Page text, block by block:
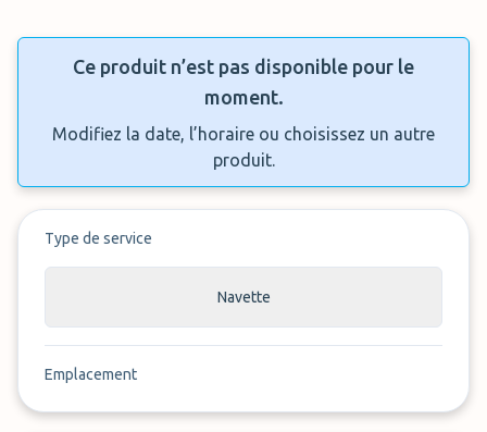
Ce produit n’est pas disponible pour le
moment.
Modifiez la date, l’horaire ou choisissez un autre
produit.
Type de service
Navette
Emplacement